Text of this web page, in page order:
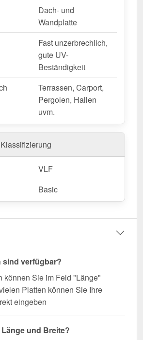
Sie von schneller Lieferung!
vom Widerruf ausgeschlossen
Dach- und
Wandplatte
Fast unzerbrechlich,
gute UV-
Beständigkeit
Terrassen, Carport,
Pergolen, Hallen
uvm.
VLF
Basic
sind verfügbar?
können Sie im Feld "Länge"
Platten können Sie Ihre
eingeben
und Breite?